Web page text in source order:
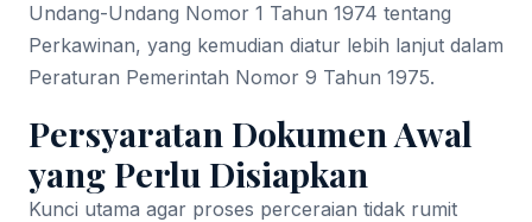
Undang-Undang Nomor 1 Tahun 1974 tentang
Perkawinan, yang kemudian diatur lebih lanjut dalam
Peraturan Pemerintah Nomor 9 Tahun 1975.
Persyaratan Dokumen Awal
yang Perlu Disiapkan
Kunci utama agar proses perceraian tidak rumit